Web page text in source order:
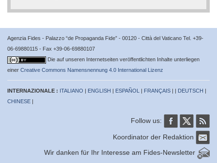
Agenzia Fides - Palazzo “de Propaganda Fide” - 00120 - Città del Vaticano Tel. +39-
06-69880115 - Fax +39-06-69880107
Die auf unseren Internetseiten veröffentlichten Inhalte unterliegen
einer Creative Commons Namensnennung 4.0 International Lizenz
INTERNAZIONALE : ITALIANO ENGLISH ESPAÑOL FRANÇAIS DEUTSCH
CHINESE
Follow us:
Koordinator der Redaktion
Wir danken für Ihr Interesse am Fides-Newsletter